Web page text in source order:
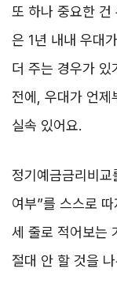
또 하나 중요한 건
은 1년 내내 우대
더 주는 경우가 있
전에, 우대가 언제
실속 있어요.
정기예금금리비
여부”를 스스로
세 줄로 적어보는
절대 안 할 것을